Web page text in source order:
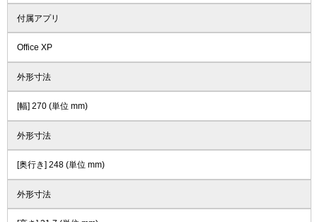
付属アプリ
Office XP
外形寸法
[幅] 270 (単位 mm)
外形寸法
[奥行き] 248 (単位 mm)
外形寸法